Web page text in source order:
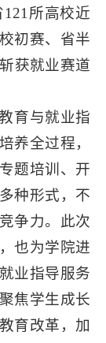
所高校近
初赛、省半
获就业赛道
育与就业指
养全过程，
题培训、开
种形式，不
争力。此次
也为学院进
业指导服务
焦学生成长
育改革，加